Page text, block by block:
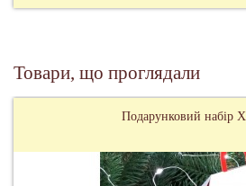
Товари, що проглядали
Подарунковий набір